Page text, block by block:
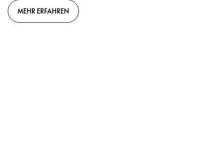
MEHR ERFAHREN